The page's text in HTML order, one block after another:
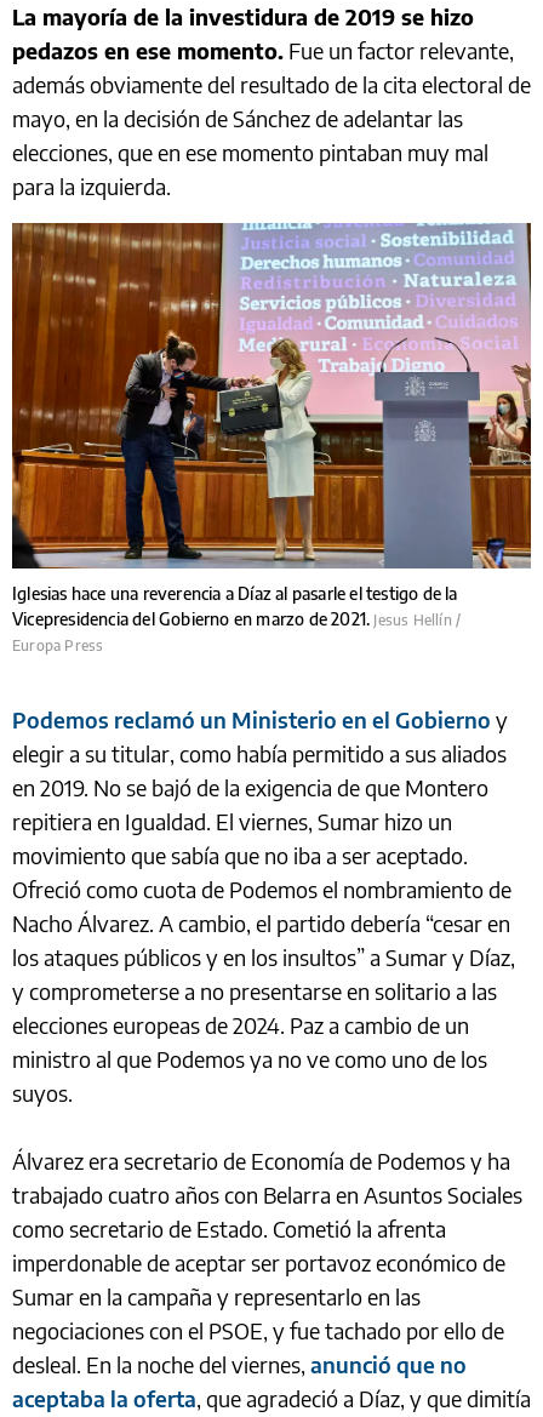
La mayoría de la investidura de 2019 se hizo
pedazos en ese momento. Fue un factor relevante,
además obviamente del resultado de la cita electoral de
mayo, en la decisión de Sánchez de adelantar las
elecciones, que en ese momento pintaban muy mal
para la izquierda.
Iglesias hace una reverencia a Díaz al pasarle el testigo de la
Vicepresidencia del Gobierno en marzo de 2021. Jesus Hellín /
Europa Press
Podemos reclamó un Ministerio en el Gobierno y
elegir a su titular, como había permitido a sus aliados
en 2019. No se bajó de la exigencia de que Montero
repitiera en Igualdad. El viernes, Sumar hizo un
movimiento que sabía que no iba a ser aceptado.
Ofreció como cuota de Podemos el nombramiento de
Nacho Álvarez. A cambio, el partido debería “cesar en
los ataques públicos y en los insultos” a Sumar y Díaz,
y comprometerse a no presentarse en solitario a las
elecciones europeas de 2024. Paz a cambio de un
ministro al que Podemos ya no ve como uno de los
suyos.
Álvarez era secretario de Economía de Podemos y ha
trabajado cuatro años con Belarra en Asuntos Sociales
como secretario de Estado. Cometió la afrenta
imperdonable de aceptar ser portavoz económico de
Sumar en la campaña y representarlo en las
negociaciones con el PSOE, y fue tachado por ello de
desleal. En la noche del viernes, anunció que no
aceptaba la oferta, que agradeció a Díaz, y que dimitía